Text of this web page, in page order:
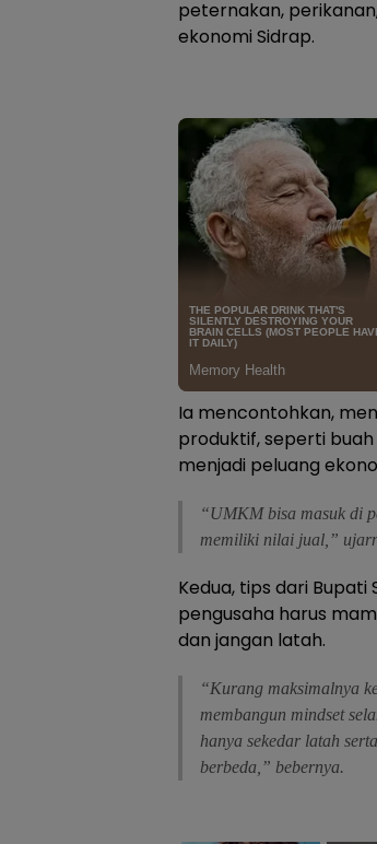
peternakan,
ekonomi Sidrap.
Ia mencontohkan,
produktif, seperti buah
menjadi peluang
“UMKM bisa masuk di
memiliki nilai jual,”
Kedua, tips dari Bupati
pengusaha harus
dan jangan latah.
“Kurang maksimalnya
membangun mindset
hanya sekedar latah
berbeda,” bebernya.